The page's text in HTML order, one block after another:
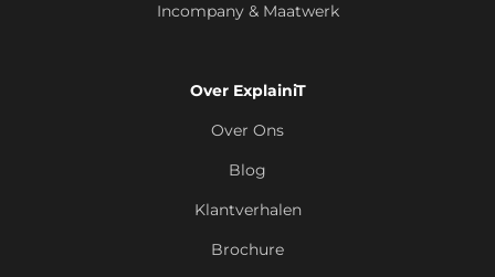
Incompany & Maatwerk
Over ExplainiT
Over Ons
Blog
Klantverhalen
Brochure